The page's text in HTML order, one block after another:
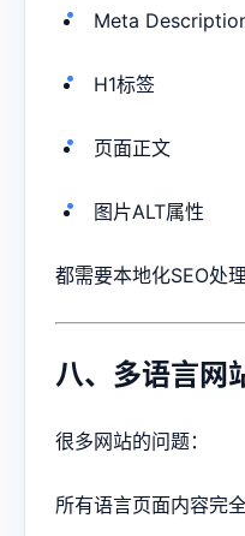
Meta
H1标签
页面正文
图片ALT属性
都需要本地化SEO处理
八、多语言网
很多网站的问题：
所有语言页面内容完